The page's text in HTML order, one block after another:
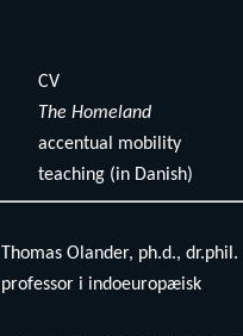
CV
The Homeland
accentual mobility
teaching (in Danish)
Thomas Olander, ph.d., dr.phil.
professor i indoeuropæisk